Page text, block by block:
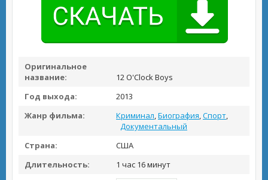
Оригинальное
название:
12 O'Clock Boys
Год выхода:
2013
Жанр фильма:
Криминал,Биография,Спорт,
Документальный
Страна:
США
Длительность:
1 час 16 минут